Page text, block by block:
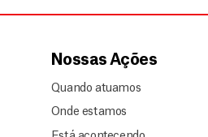
Nossas Ações
Quando atuamos
Onde estamos